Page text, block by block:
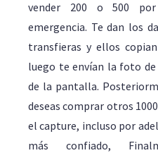
vender 200 o 500
emergencia. Te dan los
transfieras y ellos
luego te envían la foto
de la pantalla.
deseas comprar otros
el capture, incluso por
más confiado,